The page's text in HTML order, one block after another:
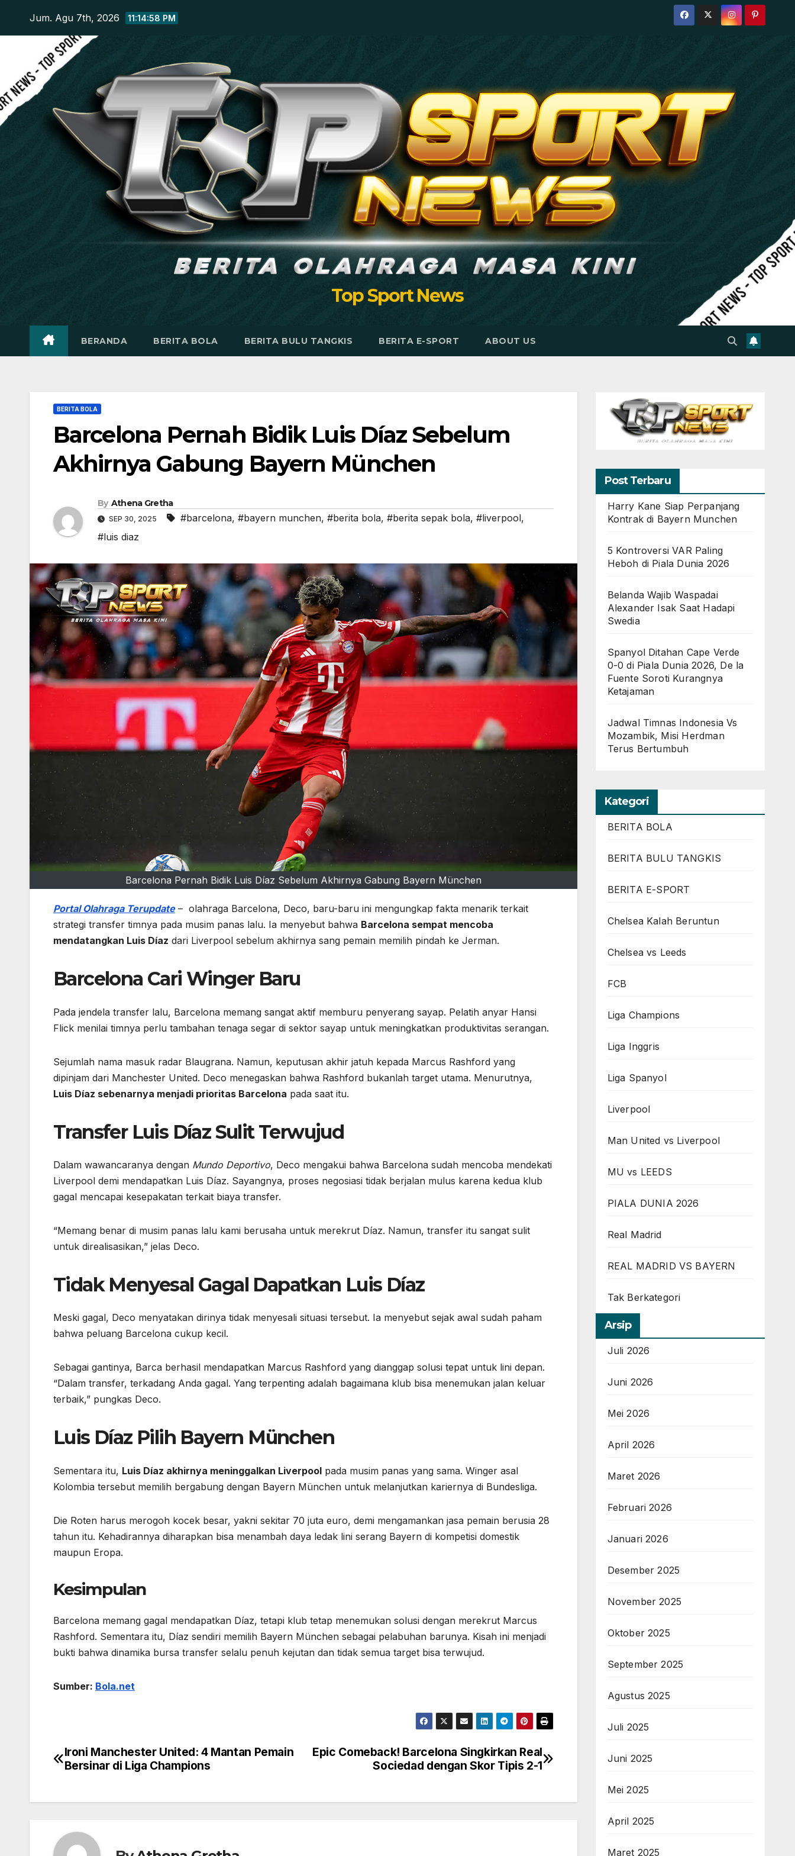
Jum. Agu 7th, 2026 11:14:59 PM
Top Sport News
BERANDA BERITA BOLA BERITA BULU TANGKIS BERITA E-SPORT ABOUT US
BERITA BOLA
Barcelona Pernah Bidik Luis Díaz Sebelum
Akhirnya Gabung Bayern München
By Athena Gretha
SEP 30, 2025 #barcelona, #bayern munchen, #berita bola, #berita sepak bola, #liverpool,
#luis diaz
Barcelona Pernah Bidik Luis Díaz Sebelum Akhirnya Gabung Bayern München
Portal Olahraga Terupdate– olahraga Barcelona, Deco, baru-baru ini mengungkap fakta menarik terkait
strategi transfer timnya pada musim panas lalu. Ia menyebut bahwa Barcelona sempat mencoba
mendatangkan Luis Díaz dari Liverpool sebelum akhirnya sang pemain memilih pindah ke Jerman.
Barcelona Cari Winger Baru
Pada jendela transfer lalu, Barcelona memang sangat aktif memburu penyerang sayap. Pelatih anyar Hansi
Flick menilai timnya perlu tambahan tenaga segar di sektor sayap untuk meningkatkan produktivitas serangan.
Sejumlah nama masuk radar Blaugrana. Namun, keputusan akhir jatuh kepada Marcus Rashford yang
dipinjam dari Manchester United. Deco menegaskan bahwa Rashford bukanlah target utama. Menurutnya,
Luis Díaz sebenarnya menjadi prioritas Barcelona pada saat itu.
Transfer Luis Díaz Sulit Terwujud
Dalam wawancaranya dengan Mundo Deportivo, Deco mengakui bahwa Barcelona sudah mencoba mendekati
Liverpool demi mendapatkan Luis Díaz. Sayangnya, proses negosiasi tidak berjalan mulus karena kedua klub
gagal mencapai kesepakatan terkait biaya transfer.
“Memang benar di musim panas lalu kami berusaha untuk merekrut Díaz. Namun, transfer itu sangat sulit
untuk direalisasikan,” jelas Deco.
Tidak Menyesal Gagal Dapatkan Luis Díaz
Meski gagal, Deco menyatakan dirinya tidak menyesali situasi tersebut. Ia menyebut sejak awal sudah paham
bahwa peluang Barcelona cukup kecil.
Sebagai gantinya, Barca berhasil mendapatkan Marcus Rashford yang dianggap solusi tepat untuk lini depan.
“Dalam transfer, terkadang Anda gagal. Yang terpenting adalah bagaimana klub bisa menemukan jalan keluar
terbaik,” pungkas Deco.
Luis Díaz Pilih Bayern München
Sementara itu, Luis Díaz akhirnya meninggalkan Liverpool pada musim panas yang sama. Winger asal
Kolombia tersebut memilih bergabung dengan Bayern München untuk melanjutkan kariernya di Bundesliga.
Die Roten harus merogoh kocek besar, yakni sekitar 70 juta euro, demi mengamankan jasa pemain berusia 28
tahun itu. Kehadirannya diharapkan bisa menambah daya ledak lini serang Bayern di kompetisi domestik
maupun Eropa.
Kesimpulan
Barcelona memang gagal mendapatkan Díaz, tetapi klub tetap menemukan solusi dengan merekrut Marcus
Rashford. Sementara itu, Díaz sendiri memilih Bayern München sebagai pelabuhan barunya. Kisah ini menjadi
bukti bahwa dinamika bursa transfer selalu penuh kejutan dan tidak semua target bisa terwujud.
Sumber: Bola.net
Navigasi
Epic Comeback! Barcelona Singkirkan Real
Sociedad dengan Skor Tipis 2-1
Ironi Manchester United: 4 Mantan Pemain
Bersinar di Liga Champions
Post Terbaru
Harry Kane Siap Perpanjang
Kontrak di Bayern Munchen
5 Kontroversi VAR Paling
Heboh di Piala Dunia 2026
Belanda Wajib Waspadai
Alexander Isak Saat Hadapi
Swedia
Spanyol Ditahan Cape Verde
0-0 di Piala Dunia 2026, De la
Fuente Soroti Kurangnya
Ketajaman
Jadwal Timnas Indonesia Vs
Mozambik, Misi Herdman
Terus Bertumbuh
Kategori
BERITA BOLA
BERITA BULU TANGKIS
BERITA E-SPORT
Chelsea Kalah Beruntun
Chelsea vs Leeds
FCB
Liga Champions
Liga Inggris
Liga Spanyol
Liverpool
Man United vs Liverpool
MU vs LEEDS
PIALA DUNIA 2026
Real Madrid
REAL MADRID VS BAYERN
Tak Berkategori
Arsip
Juli 2026
Juni 2026
Mei 2026
April 2026
Maret 2026
Februari 2026
Januari 2026
Desember 2025
November 2025
Oktober 2025
September 2025
Agustus 2025
Juli 2025
Juni 2025
Mei 2025
April 2025
Maret 2025